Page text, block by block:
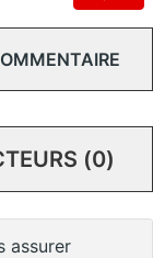
(0)
assurer